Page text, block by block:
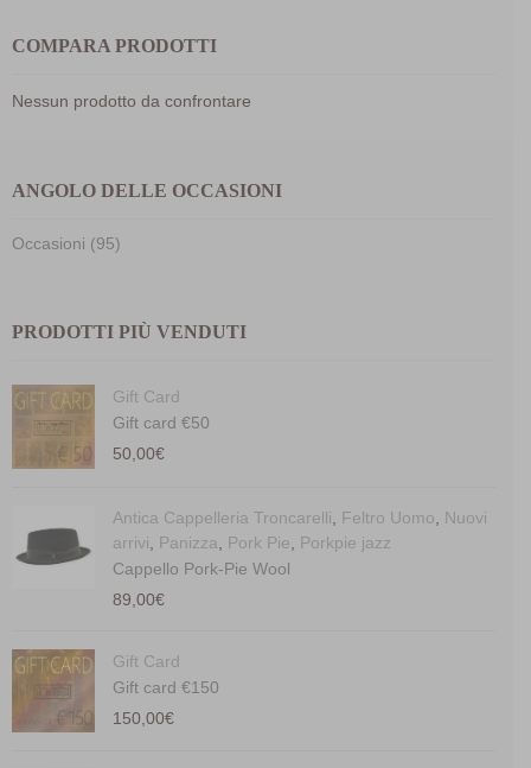
COMPARA PRODOTTI
Nessun prodotto da confrontare
ANGOLO DELLE OCCASIONI
Occasioni (95)
PRODOTTI PIÙ VENDUTI
Gift Card
Gift card €50
50,00€
Antica Cappelleria Troncarelli Feltro Uomo
Nuovi
arrivi
Panizza Pork Pie
Porkpie jazz
Cappello Pork-Pie Wool
89,00€
Gift Card
Gift card €150
150,00€